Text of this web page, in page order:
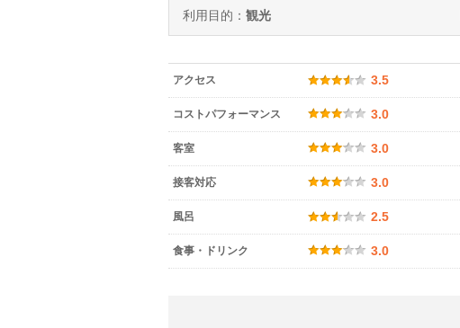
利用目的： 観光
アクセス 3.5
コストパフォーマンス 3.0
客室 3.0
接客対応 3.0
風呂 2.5
食事・ドリンク 3.0